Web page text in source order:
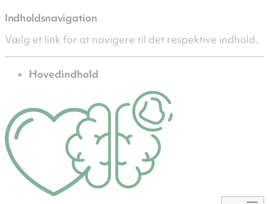
Indholdsnavigation
Vælg et link for at navigere til det respektive indhold.
gå til
Hovedindhold